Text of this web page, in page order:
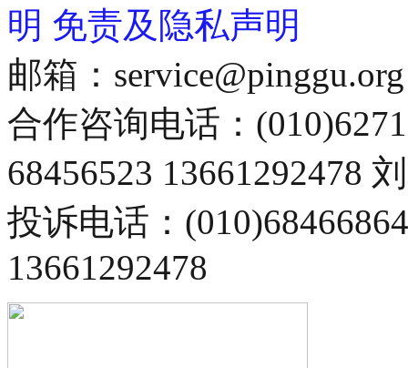
明 免责及隐私声明
邮箱：service@pinggu.org
合作咨询电话：
68456523 13661292478
投诉电话：
13661292478